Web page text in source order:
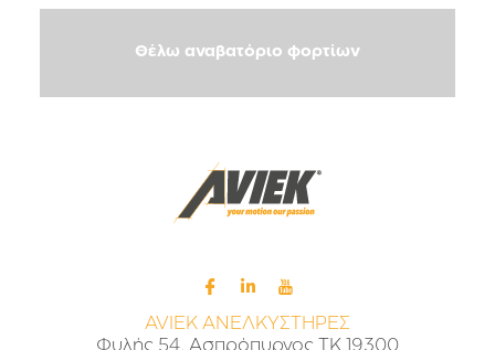
Θέλω αναβατόριο φορτίων
AVIEK ΑΝΕΛΚΥΣΤΗΡΕΣ
Φυλής 54, Ασπρόπυργος ΤΚ 19300